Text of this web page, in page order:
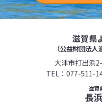
滋賀県
（公益財団法人
大津市打出
TEL： 077-511-
滋賀
長